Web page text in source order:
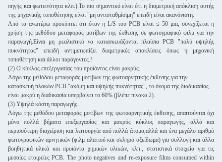
πηγής και φωτεινότητα κλπ.).Το πιο σημαντικό είναι ότι η διαμετρική απόκλιση αυτής
της μηχανικής τοποθέτησης είναι "μη αντισταθμίσιμη" επειδή είναι ακανόνιστη.
Από τα ανωτέρω προκύπτει ότι όταν η L/S του PCB είναι ≤ 50 μm, συνεχίζεται η
χρήση της μεθόδου μεταφοράς μοτίβων της έκθεσης σε φωτογραφικό φιλμ για την
παραγωγή.Είναι μη ρεαλιστικό να κατασκευάζονται πλαίσια PCB "πολύ υψηλής
πυκνότητας" επειδή αντιμετωπίζει διαμετρικές αποκλίσεις όπως η μηχανική
τοποθέτηση και άλλοι παράγοντες.!
(2) Ο κύκλος επεξεργασίας του προϊόντος είναι μακρύς.
Λόγω της μεθόδου μεταφοράς μοτίβων της φωτοαρνητικής έκθεσης για την
κατασκευή πλακών PCB "ακόμη και υψηλής πυκνότητας", το όνομα της διαδικασίας
είναι μακρύ.η διαδικασία υπερβαίνει το 60% (βλέπε πίνακα 2).
(3) Υψηλά κόστη παραγωγής.
Λόγω της μεθόδου μεταφοράς μοτίβων της φωτοαρνητικής έκθεσης, απαιτούνται όχι
μόνο πολλά βήματα επεξεργασίας και μακρύς κύκλος παραγωγής, αλλά και
περισσότερη διαχείριση και λειτουργία από πολλά άτομα,αλλά και ένα μεγάλο αριθμό
φωτογραφικών αρνητικών (φιλμ αλατιού και σκληρό οξείδωμα) για συλλογή και άλλα
βοηθητικά υλικά και προϊόντα χημικών υλικών, κλπ., στατιστικά στοιχεία για τις
μεσαίες εταιρείες PCB. The photo negatives and re-exposure films consumed within